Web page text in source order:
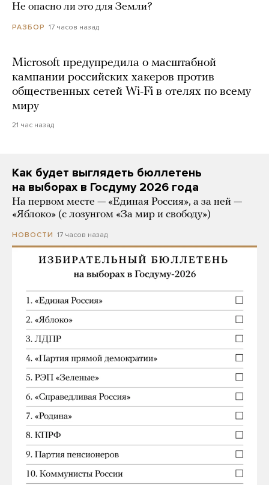
Не опасно ли это для Земли?
РАЗБОР 17 часов назад
Microsoft предупредила о масштабной
кампании российских хакеров против
общественных сетей Wi-Fi в отелях по всему
миру
21 час назад
Как будет выглядеть бюллетень
на выборах в Госдуму 2026 года
На первом месте — «Единая Россия», а за ней —
«Яблоко» (с лозунгом «За мир и свободу»)
НОВОСТИ 17 часов назад